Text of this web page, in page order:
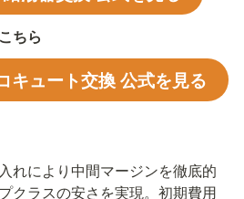
ちら
キュート交換 公式を見る
れにより中間マージンを徹底的
クラスの安さを実現。初期費用